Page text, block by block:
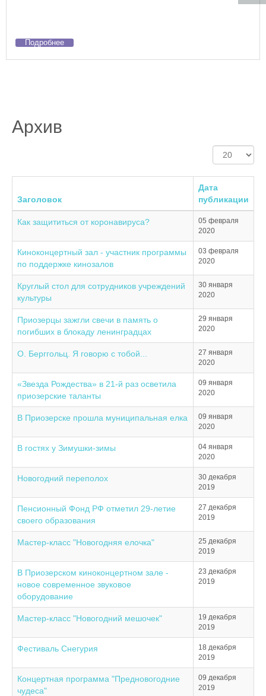
Подробнее
Архив
Кол-
во
строк:
Заголовок
Дата
публикации
Как защититься от коронавируса?
05 февраля
2020
Киноконцертный зал - участник программы
по поддержке кинозалов
03 февраля
2020
Круглый стол для сотрудников учреждений
культуры
30 января
2020
Приозерцы зажгли свечи в память о
погибших в блокаду ленинградцах
29 января
2020
О. Берггольц. Я говорю с тобой...
27 января
2020
«Звезда Рождества» в 21-й раз осветила
приозерские таланты
09 января
2020
В Приозерске прошла муниципальная елка
09 января
2020
В гостях у Зимушки-зимы
04 января
2020
Новогодний переполох
30 декабря
2019
Пенсионный Фонд РФ отметил 29-летие
своего образования
27 декабря
2019
Мастер-класс "Новогодняя елочка"
25 декабря
2019
В Приозерском киноконцертном зале -
новое современное звуковое
оборудование
23 декабря
2019
Мастер-класс "Новогодний мешочек"
19 декабря
2019
Фестиваль Снегурия
18 декабря
2019
Концертная программа "Предновогодние
чудеса"
09 декабря
2019